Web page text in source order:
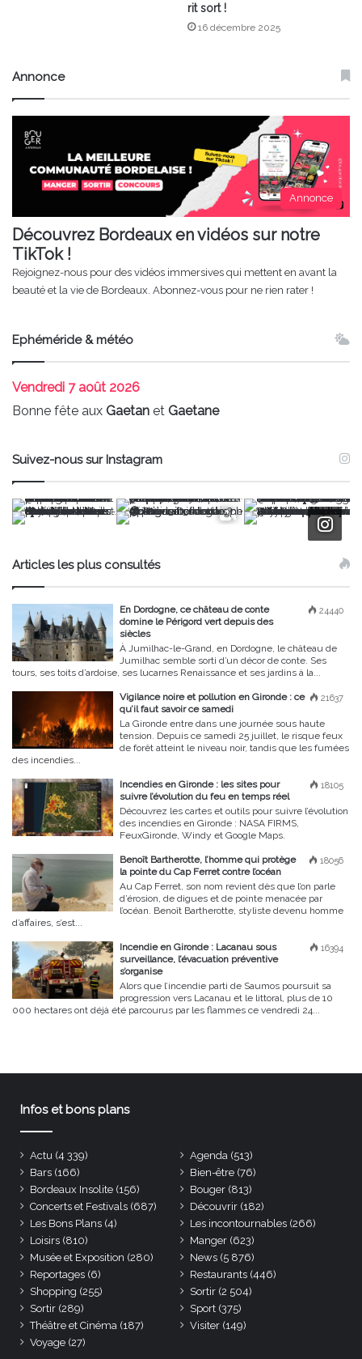
rit sort !
16 décembre 2025
Annonce
Annonce
Découvrez Bordeaux en vidéos sur notre
TikTok !
Rejoignez-nous pour des vidéos immersives qui mettent en avant la
beauté et la vie de Bordeaux. Abonnez-vous pour ne rien rater !
Ephéméride & météo
Vendredi 7 août 2026
Bonne fête aux Gaetan et Gaetane
Suivez-nous sur Instagram
Articles les plus consultés
24440
En Dordogne, ce château de conte
domine le Périgord vert depuis des
siècles
À Jumilhac-le-Grand, en Dordogne, le château de
Jumilhac semble sorti d’un décor de conte. Ses
tours, ses toits d’ardoise, ses lucarnes Renaissance et ses jardins à la...
21637
Vigilance noire et pollution en Gironde : ce
qu’il faut savoir ce samedi
La Gironde entre dans une journée sous haute
tension. Depuis ce samedi 25 juillet, le risque feux
de forêt atteint le niveau noir, tandis que les fumées
des incendies...
18105
Incendies en Gironde : les sites pour
suivre l’évolution du feu en temps réel
Découvrez les cartes et outils pour suivre l’évolution
des incendies en Gironde : NASA FIRMS,
FeuxGironde, Windy et Google Maps.
18056
Benoît Bartherotte, l’homme qui protège
la pointe du Cap Ferret contre l’océan
Au Cap Ferret, son nom revient dès que l’on parle
d’érosion, de digues et de pointe menacée par
l’océan. Benoît Bartherotte, styliste devenu homme
d’affaires, s’est...
16394
Incendie en Gironde : Lacanau sous
surveillance, l’évacuation préventive
s’organise
Alors que l’incendie parti de Saumos poursuit sa
progression vers Lacanau et le littoral, plus de 10
000 hectares ont déjà été parcourus par les flammes ce vendredi 24...
Infos et bons plans
Actu (4 339) Agenda (513)
Bars (166) Bien-être (76)
Bordeaux Insolite (156) Bouger (813)
Concerts et Festivals (687) Découvrir (182)
Les Bons Plans (4) Les incontournables (266)
Loisirs (810) Manger (623)
Musée et Exposition (280) News (5 876)
Reportages (6) Restaurants (446)
Shopping (255) Sortir (2 504)
Sortir (289) Sport (375)
Théâtre et Cinéma (187) Visiter (149)
Voyage (27)